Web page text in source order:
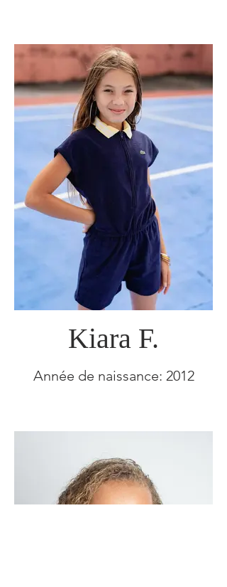
Kiara F.
Année de naissance: 2012